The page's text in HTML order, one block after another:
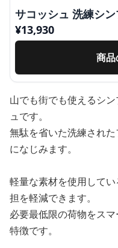
サコッシュ 洗練シ
¥13,930
商品
山でも街でも使えるシ
ュです。
無駄を省いた洗練され
になじみます。
軽量な素材を使用して
担を軽減できます。
必要最低限の荷物をス
特徴です。